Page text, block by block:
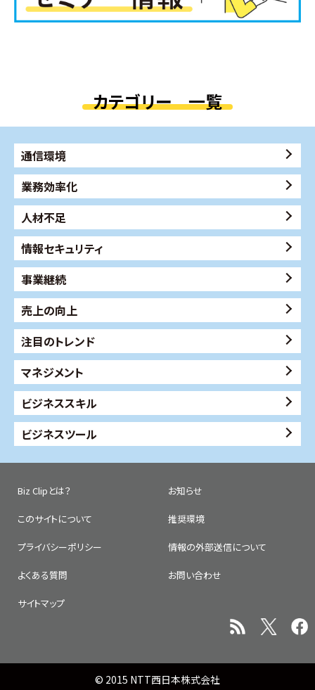
カテゴリー 一覧
通信環境
業務効率化
人材不足
情報セキュリティ
事業継続
売上の向上
注目のトレンド
マネジメント
ビジネススキル
ビジネスツール
Biz Clipとは？ お知らせ
このサイトについて 推奨環境
プライバシーポリシー 情報の外部送信について
よくある質問 お問い合わせ
サイトマップ
© 2015 NTT西日本株式会社